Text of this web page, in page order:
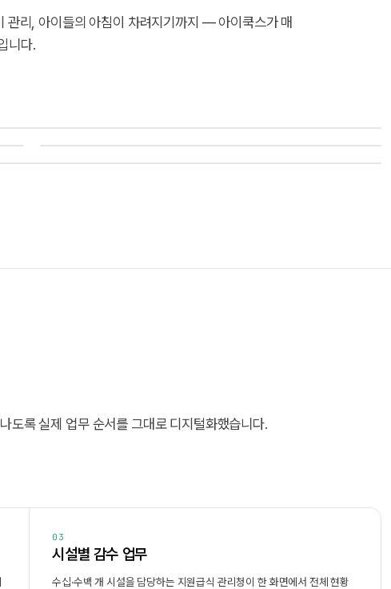
관리, 아이들의 아침이 차려지기까지 — 아이쿡스가 매
니다.
i
05 i
도록 실제 업무 순서를 그대로 디지털화했습니다.
03
시설별 감수 업무
수십·수백 개 시설을 담당하는 지원급식 관리청이 한 화면에서 전체 현황